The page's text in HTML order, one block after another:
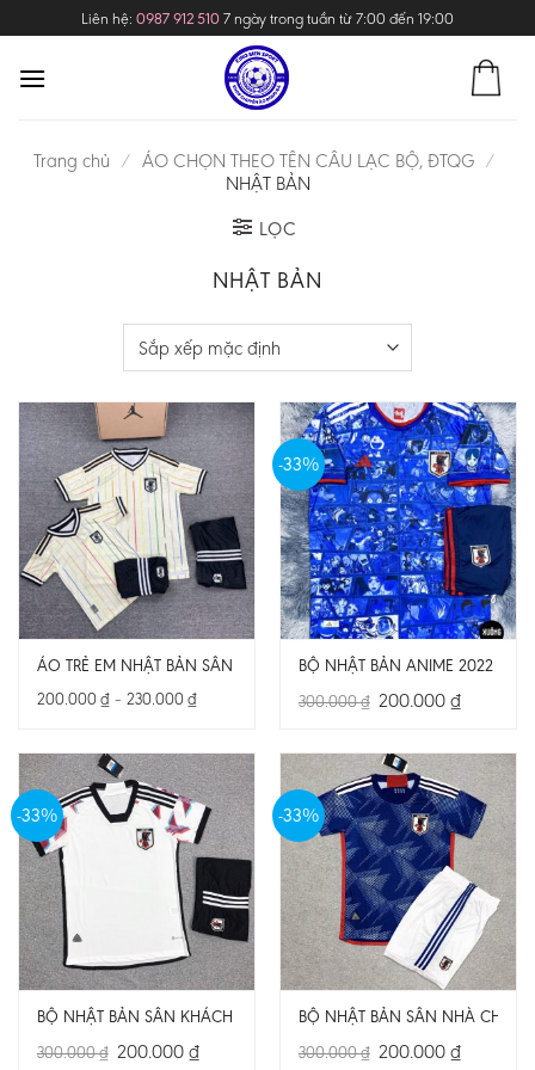
to
content
Liên hệ: 0987 912 5107 ngày trong tuần từ 7:00 đến 19:00
Trang chủ / ÁO CHỌN THEO TÊN CÂU LẠC BỘ, ĐTQG /
NHẬT BẢN
LỌC
NHẬT BẢN
ÁO TRẺ EM NHẬT BẢN SÂN KHÁCH WC 2026
200.000₫ – 230.000₫Khoảng
giá:
đến
230.000 ₫
-33%
BỘ NHẬT BẢN ANIME 2022 MỚI
300.000₫ Giá
gốc
200.000 ₫Giá
hiện
200.000 ₫.
-33%
BỘ NHẬT BẢN SÂN KHÁCH CHÍNH THỨC WC 2022 HÀNG SUPER
300.000₫ Giá
gốc
200.000 ₫Giá
hiện
-33%
BỘ NHẬT BẢN SÂN NHÀ CHÍNH
300.000₫ Giá
gốc
200.000 ₫Giá
hiện